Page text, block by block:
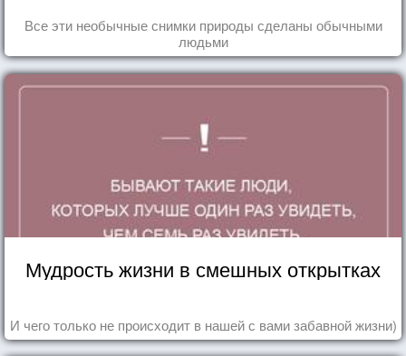
Все эти необычные снимки природы сделаны обычными
людьми
Мудрость жизни в смешных открытках
И чего только не происходит в нашей с вами забавной жизни)